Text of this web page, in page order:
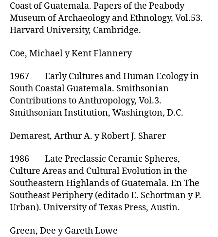
Coast of Guatemala. Papers of the Peabody
Museum of Archaeology and Ethnology, Vol.53.
Harvard University, Cambridge.
Coe, Michael y Kent Flannery
1967 Early Cultures and Human Ecology in
South Coastal Guatemala. Smithsonian
Contributions to Anthropology, Vol.3.
Smithsonian Institution, Washington, D.C.
Demarest, Arthur A. y Robert J. Sharer
1986 Late Preclassic Ceramic Spheres,
Culture Areas and Cultural Evolution in the
Southeastern Highlands of Guatemala. En The
Southeast Periphery (editado E. Schortman y P.
Urban). University of Texas Press, Austin.
Green, Dee y Gareth Lowe